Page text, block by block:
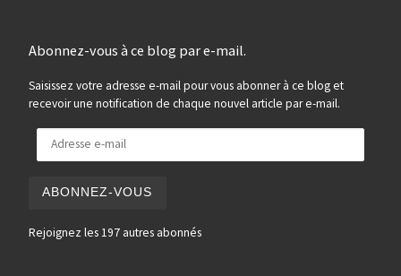
Abonnez-vous à ce blog par e-mail.
Saisissez votre adresse e-mail pour vous abonner à ce blog et
recevoir une notification de chaque nouvel article par e-mail.
ABONNEZ-VOUS
Rejoignez les 197 autres abonnés